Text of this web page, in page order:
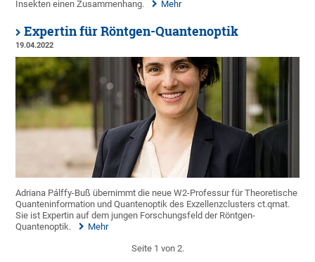
Insekten einen Zusammenhang.
Mehr
Expertin für Röntgen-Quantenoptik
19.04.2022
Adriana Pálffy-Buß übernimmt die neue W2-Professur für Theoretische
Quanteninformation und Quantenoptik des Exzellenzclusters ct.qmat.
Sie ist Expertin auf dem jungen Forschungsfeld der Röntgen-
Quantenoptik.
Mehr
Seite 1 von 2.